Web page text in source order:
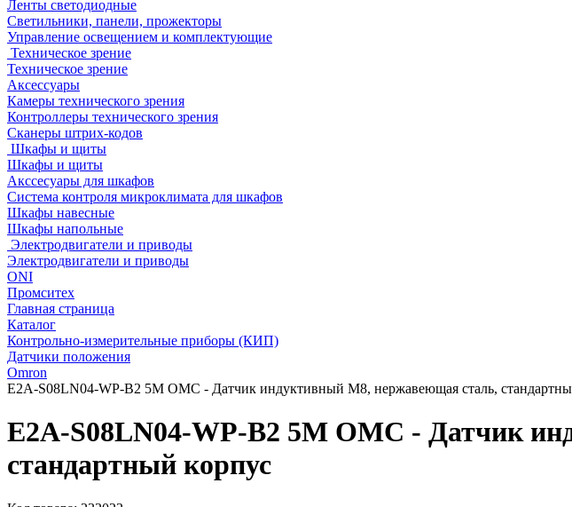
Ленты светодиодные
Светильники, панели, прожекторы
Управление освещением и комплектующие
Техническое зрение
Техническое зрение
Аксессуары
Камеры технического зрения
Контроллеры технического зрения
Сканеры штрих-кодов
Шкафы и щиты
Шкафы и щиты
Акссесуары для шкафов
Система контроля микроклимата для шкафов
Шкафы навесные
Шкафы напольные
Электродвигатели и приводы
Электродвигатели и приводы
ONI
Промситех
Главная страница
Каталог
Контрольно-измерительные приборы (КИП)
Датчики положения
Omron
E2A-S08LN04-WP-B2 5M OMC - Датчик индуктивный M8, нержавеющая сталь,
E2A-S08LN04-WP-B2 5M OMC - Датчик
стандартный корпус